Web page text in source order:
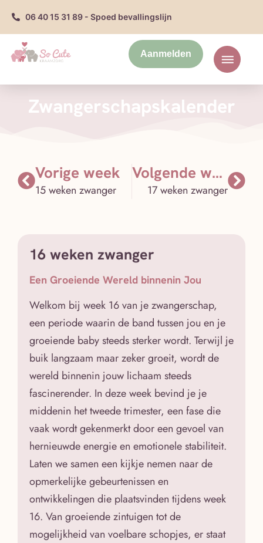
06 40 15 31 89 - Spoed bevallingslijn
Aanmelden
Zwangerschapskalender
Vorige week
15 weken zwanger
Volgende week
17 weken zwanger
16 weken zwanger
Een Groeiende Wereld binnenin Jou
Welkom bij week 16 van je zwangerschap,
een periode waarin de band tussen jou en je
groeiende baby steeds sterker wordt. Terwijl je
buik langzaam maar zeker groeit, wordt de
wereld binnenin jouw lichaam steeds
fascinerender. In deze week bevind je je
middenin het tweede trimester, een fase die
vaak wordt gekenmerkt door een gevoel van
hernieuwde energie en emotionele stabiliteit.
Laten we samen een kijkje nemen naar de
opmerkelijke gebeurtenissen en
ontwikkelingen die plaatsvinden tijdens week
16. Van groeiende zintuigen tot de
mogelijkheid van voelbare schopjes, er staat